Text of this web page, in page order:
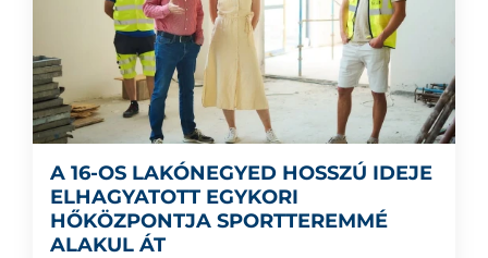
A 16-OS LAKÓNEGYED HOSSZÚ IDEJE
ELHAGYATOTT EGYKORI
HŐKÖZPONTJA SPORTTEREMMÉ
ALAKUL ÁT